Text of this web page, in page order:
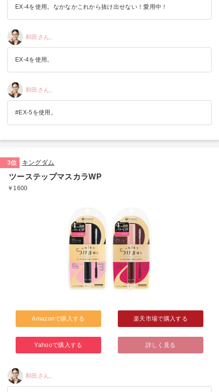
EX-4を使用。なかなかこれから抜け出せない！愛用中！
和田さん。
EX-4を使用。
和田さん。
#EX-5を使用。
3位 キングダム
ツーステップマスカラWP
￥1600
Amazonで購入する 楽天市場で購入する
Yahooで購入する 詳しく見る
和田さん。